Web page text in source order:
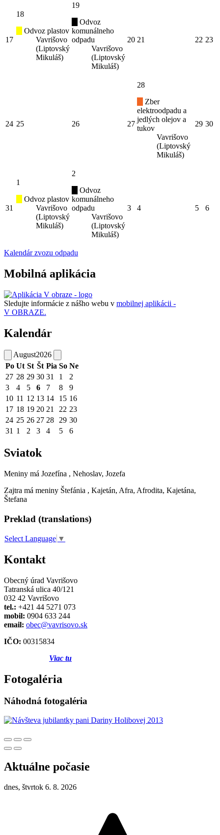
17
18
Odvoz plastov
Vavrišovo
(Liptovský
Mikuláš)
19
Odvoz
komunálneho
odpadu
Vavrišovo
(Liptovský
Mikuláš)
20 21 22 23
24 25 26 27
28
Zber
elektroodpadu a
jedlých olejov a
tukov
Vavrišovo
(Liptovský
Mikuláš)
29 30
31
1
Odvoz plastov
Vavrišovo
(Liptovský
Mikuláš)
2
Odvoz
komunálneho
odpadu
Vavrišovo
(Liptovský
Mikuláš)
3 4 5 6
Kalendár zvozu odpadu
Mobilná aplikácia
Sledujte informácie z nášho webu v mobilnej aplikácii -
V OBRAZE.
Kalendár
August2026
Po Ut St Št Pia So Ne
27 28 29 30 31 1
2
3
4 5 6 7 8
9
10 11 12 13 14 15 16
17 18 19 20 21 22 23
24 25 26 27 28 29 30
31 1 2 3 4 5 6
Sviatok
Meniny má Jozefína , Nehoslav, Jozefa
Zajtra má meniny Štefánia , Kajetán, Afra, Afrodita, Kajetána,
Štefana
Preklad (translations)
Select Language ▼
Kontakt
Obecný úrad Vavrišovo
Tatranská ulica 40/121
032 42 Vavrišovo
tel.: +421 44 5271 073
mobil: 0904 633 244
email: obec@vavrisovo.sk
IČO: 00315834
Viac tu
Fotogaléria
Náhodná fotogaléria
Aktuálne počasie
dnes, štvrtok 6. 8. 2026